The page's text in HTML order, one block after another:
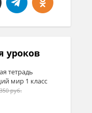
уроков
тетрадь
мир 1 класс
руб.